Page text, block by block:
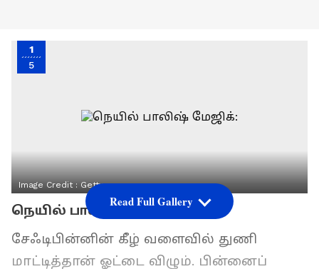
1
5
Image Credit : Getty
நெயில் பாலிஷ் மேஜிக்:
சேஃடிபின்னின் கீழ் வளைவில் துணி
மாட்டித்தான் ஓட்டை விழும். பின்னைப்
Read Full Gallery